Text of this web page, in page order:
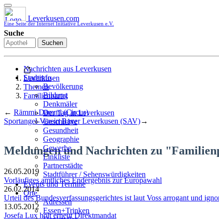
Leverkusen.com
Eine Seite der Internet Initiative Leverkusen e.V.
Suche
Suchen
Nachrichten aus Leverkusen
Stadtinfo
Bevölkerung
Bildung
Denkmäler
Der Tag in Leverkusen
Geschichte
Gesundheit
Geographie
Gewerbe
Linkliste
Partnerstädte
Stadtführer / Sehenswürdigkeiten
Stadtplan
Sport
Who is who
Events und Termine
Orte
Adressen
Essen+Trinken
Leverkusen
Themen
Familienpartei
← Rämmi-Dämmi (Circus)
Sportangel-Verein Bayer Leverkusen (SAV)→
Meldungen und Nachrichten zu
26.05.2019
Vorläufiges amtliches Endergebnis zur Europawahl
26.02.2014
Urteil des Bundesverfassungsgerichtes ist laut Voss arrogant und
13.05.2012
Josefa Lux holt erneut Direktmandat